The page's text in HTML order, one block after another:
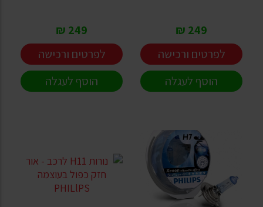
249 ₪
לפרטים ורכישה
הוסף לעגלה
249 ₪
לפרטים ורכישה
הוסף לעגלה